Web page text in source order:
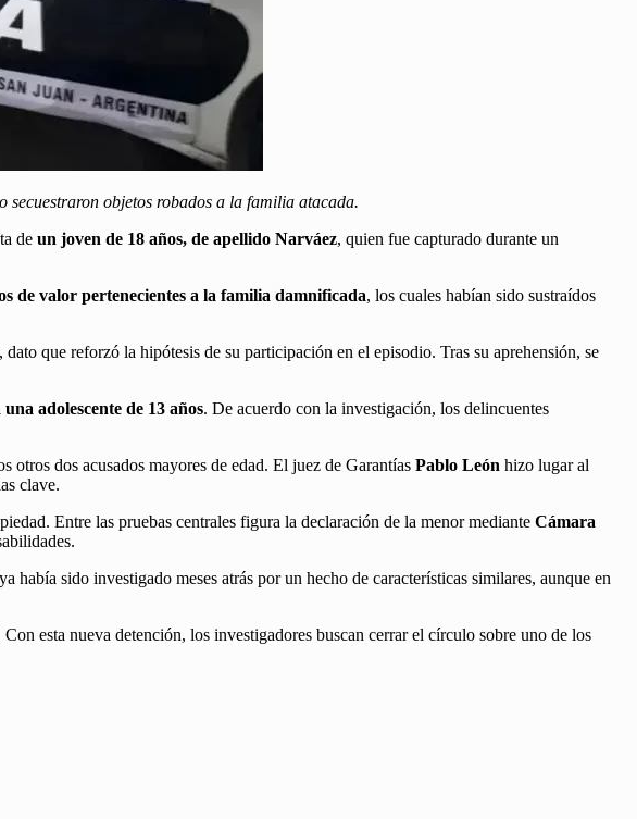
objetos robados a la familia atacada.
de un joven de 18 años, de apellido Narváez, quien fue capturado durante un
de valor pertenecientes a la familia damnificada, los cuales habían sido sustraídos
, dato que reforzó la hipótesis de su participación en el episodio. Tras su aprehensión, se
adolescente de 13 años. De acuerdo con la investigación, los delincuentes
otros dos acusados mayores de edad. El juez de Garantías Pablo León hizo lugar al
clave.
Entre las pruebas centrales figura la declaración de la menor mediante Cámara
sido investigado meses atrás por un hecho de características similares, aunque en
esta nueva detención, los investigadores buscan cerrar el círculo sobre uno de los